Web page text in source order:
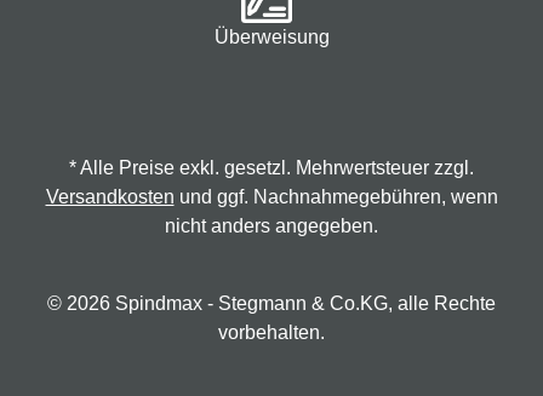
Überweisung
* Alle Preise exkl. gesetzl. Mehrwertsteuer zzgl.
Versandkosten und ggf. Nachnahmegebühren, wenn
nicht anders angegeben.
© 2026 Spindmax - Stegmann & Co.KG, alle Rechte
vorbehalten.